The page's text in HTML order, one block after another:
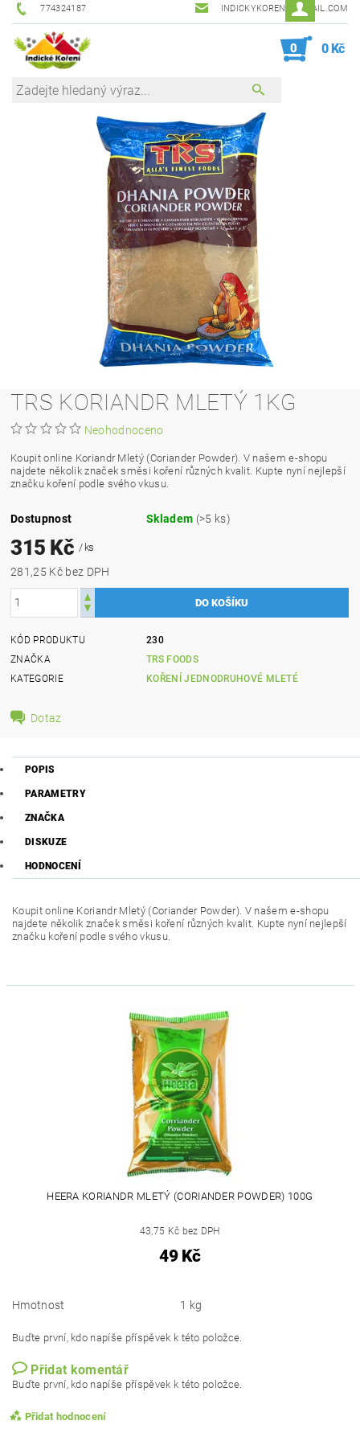
774324187 INDICKYKORENI@GMAIL.COM
0 0 Kč
TRS KORIANDR MLETÝ 1KG
Neohodnoceno
Koupit online Koriandr Mletý (Coriander Powder). V našem e-shopu
najdete několik značek směsi koření různých kvalit. Kupte nyní nejlepší
značku koření podle svého vkusu.
Dostupnost Skladem (>5 ks)
315 Kč / ks
281,25 Kč bez DPH
KÓD PRODUKTU
230
ZNAČKA
TRS FOODS
KATEGORIE
KOŘENÍ JEDNODRUHOVÉ MLETÉ
Dotaz
POPIS
PARAMETRY
ZNAČKA
DISKUZE
HODNOCENÍ
Koupit online Koriandr Mletý (Coriander Powder). V našem e-shopu
najdete několik značek směsi koření různých kvalit. Kupte nyní nejlepší
značku koření podle svého vkusu.
HEERA KORIANDR MLETÝ (CORIANDER POWDER) 100G
43,75 Kč bez DPH
49 Kč
Hmotnost 1 kg
Buďte první, kdo napíše příspěvek k této položce.
Přidat komentář
Buďte první, kdo napíše příspěvek k této položce.
Přidat hodnocení